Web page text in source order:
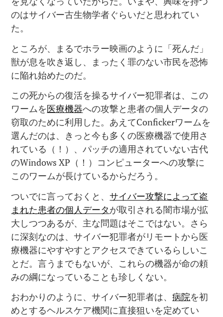
のはサイバー古生物学者ぐらいだと思われてい
た。
ところが、まるでホラー映画のように「死んだ」
獣が息を吹き返し、まったく罪のない市民を恐怖
に陥れ始めたのだ。
この死からの復活を操るサイバー犯罪者は、この
ワームを医療機器への攻撃と患者の個人データの
窃取のために利用した。あえてConfickerワームを
選んだのは、きっと今も多くの医療機器で使用さ
れている（！）、パッチの適用されていない古代
のWindows XP（！）コンピューターへの攻撃に
このワームが長けているからだろう。
ついでに言っておくと、サイバー攻撃によって盗
まれた患者の個人データが取引される闇市場が拡
大しつつあるが、主な問題はそこではない。さら
に深刻なのは、サイバー犯罪者がリモートから医
療機器にやすやすとアクセスできているらしいこ
とだ。言うまでもないが、これらの機器が命の頼
みの綱になっていることも珍しくない。
おわかりのように、サイバー犯罪者は、病院を初
めとするヘルスケア機関に直接狙いを定めてい